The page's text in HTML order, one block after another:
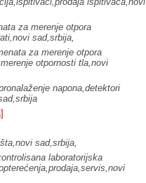
za merenje otpora
sad,srbija,
za merenje otpora
otpornosti tla,novi
napona,detektori
sad,srbija,
laboratorijska